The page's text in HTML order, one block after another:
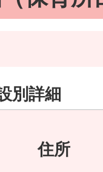
別詳細
住所